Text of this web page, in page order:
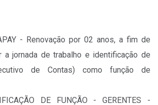
- Renovação por 02 anos, a fim de
a jornada de trabalho e identificação de
de Contas) como função de
DE FUNÇÃO - GERENTES -